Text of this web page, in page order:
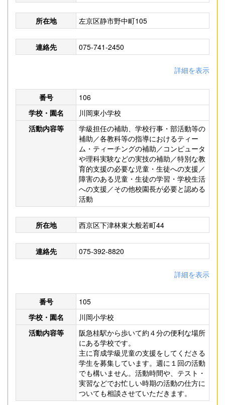
所在地 左京区静市野中町105
連絡先 075-741-2450
詳細を表示
番号
106
学校・園名
川岡東小学校
活動内容等
学級担任の補助、学校行事・部活動等の
補助／各教科等の指導におけるティー
ム・ティーチングの補助／コンピュータ
や理科実験などの実技の補助／特別な教
育的支援の必要な児童・生徒への支援／
障害のある児童・生徒の学習・学校生活
への支援／その他校園長が必要と認める
活動
所在地 西京区下津林東大般若町44
連絡先 075-392-8820
詳細を表示
番号
105
学校・園名
川岡小学校
活動内容等
阪急桂駅から歩いて約４分の便利な場所
にある学校です。
主に育成学級児童の支援をしてくださる
学生を募集しています。週に１回の活動
でも構いません。活動時間や、テスト・
実習などでお忙しい時期の活動の仕方に
ついても相談させていただきます。